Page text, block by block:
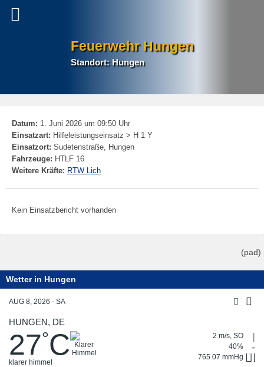
Feuerwehr Hungen
Standort: Hungen
Datum: 1. Juni 2026 um 09:50 Uhr
Einsatzart: Hilfeleistungseinsatz > H 1 Y
Einsatzort: Sudetenstraße, Hungen
Fahrzeuge: HTLF 16
Weitere Kräfte: RTW Lich
Kein Einsatzbericht vorhanden
(pad)
Wetter in Hungen
AUG 8, 2026 - SA
HUNGEN, DE
27°C
klarer himmel
2 m/s, SO
40%
765.07 mmHg